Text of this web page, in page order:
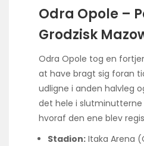
Odra Opole –
Grodzisk
Odra Opole tog en
at have bragt sig foran
udligne i anden halvleg
det hele i
hvoraf den ene blev
Stadion: Itaka Arena